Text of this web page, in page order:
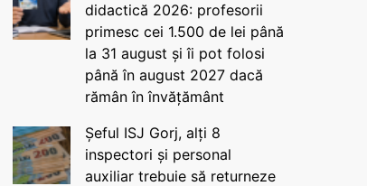
didactică 2026: profesorii
primesc cei 1.500 de lei până
la 31 august și îi pot folosi
până în august 2027 dacă
rămân în învățământ
Șeful ISJ Gorj, alți 8
inspectori și personal
auxiliar trebuie să returneze